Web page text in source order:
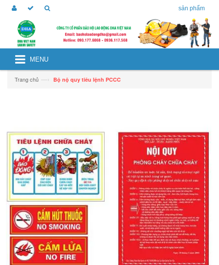
sản phẩm
MENU
Trang chủ —› Bộ nộ quy tiêu lệnh PCCC